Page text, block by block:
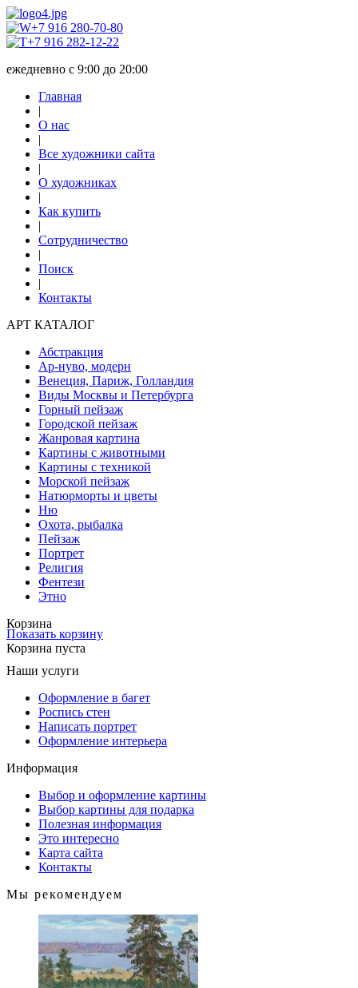
+7 916 280-70-80
+7 916 282-12-22
ежедневно с 9:00 до 20:00
Главная
|
О нас
|
Все художники сайта
|
О художниках
|
Как купить
|
Сотрудничество
|
Поиск
|
Контакты
АРТ КАТАЛОГ
Абстракция
Ар-нуво, модерн
Венеция, Париж, Голландия
Виды Москвы и Петербурга
Горный пейзаж
Городской пейзаж
Жанровая картина
Картины с животными
Картины с техникой
Морской пейзаж
Натюрморты и цветы
Ню
Охота, рыбалка
Пейзаж
Портрет
Религия
Фентези
Этно
Корзина
Показать корзину
Корзина пуста
Наши услуги
Оформление в багет
Роспись стен
Написать портрет
Оформление интерьера
Информация
Выбор и оформление картины
Выбор картины для подарка
Полезная информация
Это интересно
Карта сайта
Контакты
Мы рекомендуем